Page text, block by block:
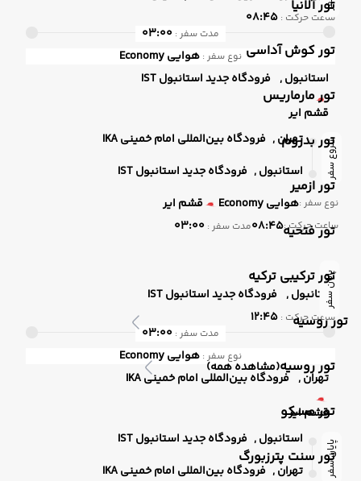
تور آلانیا
تور کوش آداسی
تور مارماریس
تور بدروم
تور ازمیر
تور فتحیه
تور ترکیبی ترکیه
تور روسیه
تور روسیه(مشاهده همه)
تور مسکو
تور سنت پترزبورگ
ساعت حرکت : 08:45
مدت سفر : 03:00
نوع سفر : هوایی
استانبول , فرودگاه جدید استانبول IST
قشم ایر
شروع سفر تهران , فرودگاه بین‌المللی امام خمینی IKA
استانبول , فرودگاه جدید استانبول IST
نوع سفر :هوایی قشم ایر
ساعت حرکت :08:45مدت سفر : 03:00
پایان سفر
استانبول , فرودگاه جدید استانبول IST
ساعت حرکت : 12:45
مدت سفر : 03:00
نوع سفر : هوایی
تهران , فرودگاه بین‌المللی امام خمینی IKA
قشم ایر
پایان سفر استانبول , فرودگاه جدید استانبول IST
تهران , فرودگاه بین‌المللی امام خمینی IKA